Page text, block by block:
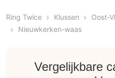
Ring Twice Klussen
Oost-
Nieuwkerken-waas
Vergelijkbare